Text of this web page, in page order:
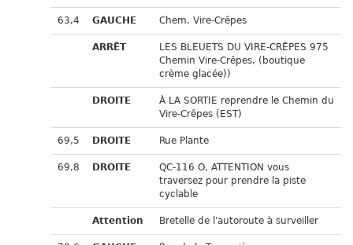
63,4 GAUCHE Chem. Vire-Crêpes
ARRÊT
LES BLEUETS DU VIRE-CRÊPES 975
Chemin Vire-Crêpes, (boutique
crème glacée))
DROITE
À LA SORTIE reprendre le Chemin du
Vire-Crêpes (EST)
69,5 DROITE Rue Plante
69,8 DROITE
QC-116 O, ATTENTION vous
traversez pour prendre la piste
cyclable
Attention Bretelle de l'autoroute à surveiller